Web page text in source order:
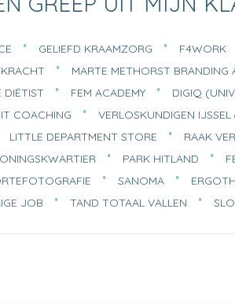
GELIEFD KRAAMZORG F4WORK
MARTE METHORST BRANDING
DIËTIST FEM ACADEMY DIGIQ
COACHING VERLOSKUNDIGEN IJSSEL
LITTLE DEPARTMENT STORE RAAK
PARK HITLAND
SANOMA
JOB
TAND TOTAAL VALLEN